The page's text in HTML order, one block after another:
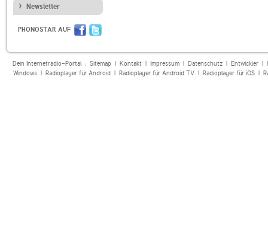
Newsletter
PHONOSTAR AUF
Dein Internetradio-Portal : Sitemap| Kontakt| Impressum| Datenschutz| Entwickler|
Windows| Radioplayer für Android| Radioplayer für Android TV| Radioplayer für iOS|